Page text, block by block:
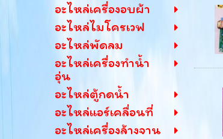
อะไหล่เครื่องอบผ้า
อะไหล่ไมโครเวฟ
อะไหล่พัดลม
อะไหล่เครื่องทำน้ำ
อุ่น
อะไหล่ตู้กดน้ำ
อะไหล่แอร์เคลื่อนที่
อะไหล่เครื่องล้างจาน